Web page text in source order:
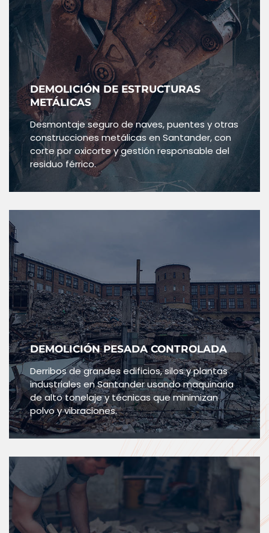
DEMOLICIÓN DE ESTRUCTURAS
METÁLICAS
Desmontaje seguro de naves, puentes y otras
construcciones metálicas en Santander, con
corte por oxicorte y gestión responsable del
residuo férrico.
DEMOLICIÓN PESADA CONTROLADA
Derribos de grandes edificios, silos y plantas
industriales en Santander usando maquinaria
de alto tonelaje y técnicas que minimizan
polvo y vibraciones.